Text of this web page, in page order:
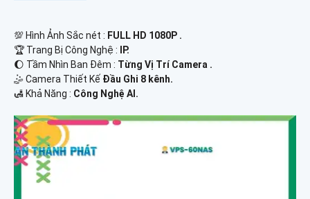
💯 Hình Ảnh Sắc nét : FULL HD 1080P .
🏆 Trang Bị Công Nghệ :
IP.
🌔 Tầm Nhìn Ban Đêm : Từng Vị Trí Camera .
🤹 Camera Thiết Kế Đầu Ghi 8 kênh.
️🛃 Khả Năng : Công Nghệ AI.